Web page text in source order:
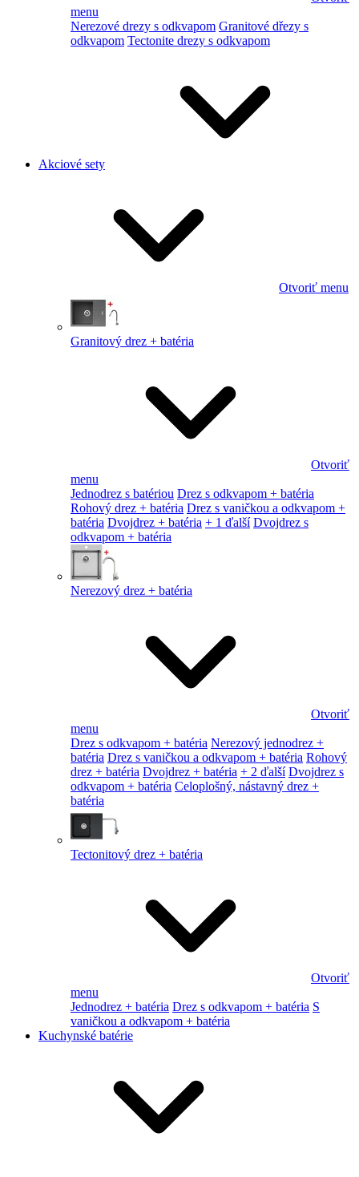
menu
Nerezové drezy s odkvapom Granitové dřezy s
odkvapom Tectonite drezy s odkvapom
Akciové sety
Otvoriť menu
Granitový drez + batéria
Otvoriť
menu
Jednodrez s batériou Drez s odkvapom + batéria
Rohový drez + batéria Drez s vaničkou a odkvapom +
batéria Dvojdrez + batéria + 1 ďalší Dvojdrez s
odkvapom + batéria
Nerezový drez + batéria
Otvoriť
menu
Drez s odkvapom + batéria Nerezový jednodrez +
batéria Drez s vaničkou a odkvapom + batéria Rohový
drez + batéria Dvojdrez + batéria + 2 ďalší Dvojdrez s
odkvapom + batéria Celoplošný, nástavný drez +
batéria
Tectonitový drez + batéria
Otvoriť
menu
Jednodrez + batéria Drez s odkvapom + batéria S
vaničkou a odkvapom + batéria
Kuchynské batérie